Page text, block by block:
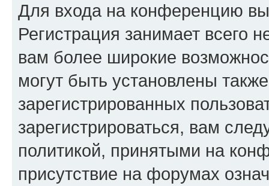
Для входа на конференцию
Регистрация занимает всего
вам более широкие
могут быть установлены
зарегистрированных
зарегистрироваться, вам
политикой, принятыми на
присутствие на форумах